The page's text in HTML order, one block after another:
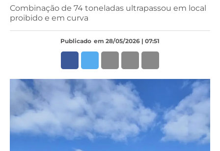
Combinação de 74 toneladas ultrapassou em local
proibido e em curva
Publicado em 28/05/2026 | 07:51